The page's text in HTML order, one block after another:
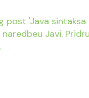
'Java sintaksa